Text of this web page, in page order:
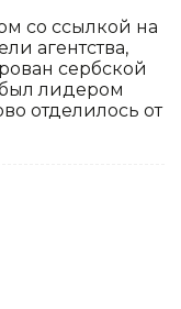
со ссылкой на
агентства,
сербской
лидером
отделилось от